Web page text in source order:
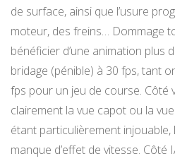
de surface, ainsi que l’usure
moteur, des freins… Dommage
bénéficier d’une animation plus
bridage (pénible) à 30 fps, tant
fps pour un jeu de course. Côté
clairement la vue capot ou la
étant particulièrement
manque d’effet de vitesse. Côté